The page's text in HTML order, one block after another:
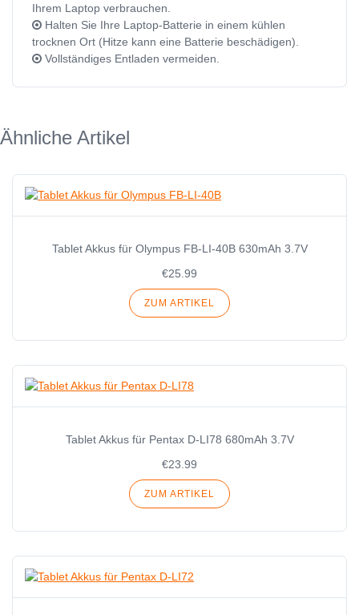
Ihrem Laptop verbrauchen.
Halten Sie Ihre Laptop-Batterie in einem kühlen
trocknen Ort (Hitze kann eine Batterie beschädigen).
Vollständiges Entladen vermeiden.
Ähnliche Artikel
Tablet Akkus für Olympus FB-LI-40B 630mAh 3.7V
€25.99
ZUM ARTIKEL
Tablet Akkus für Pentax D-LI78 680mAh 3.7V
€23.99
ZUM ARTIKEL